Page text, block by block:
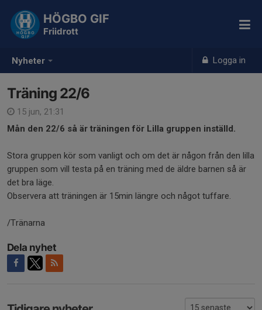
Nyheter Logga in
HÖGBO GIF
Friidrott
Träning 22/6
15 jun, 21:31
Mån den 22/6 så är träningen för Lilla gruppen inställd.
Stora gruppen kör som vanligt och om det är någon från den lilla
gruppen som vill testa på en träning med de äldre barnen så är
det bra läge.
Observera att träningen är 15min längre och något tuffare.
/Tränarna
Dela nyhet